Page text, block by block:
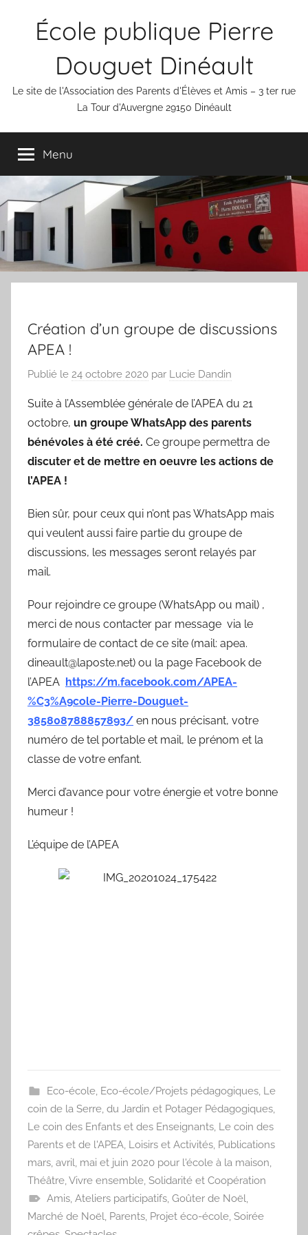
École publique Pierre
Douguet Dinéault
Le site de l'Association des Parents d'Élèves et Amis – 3 ter rue
La Tour d'Auvergne 29150 Dinéault
Menu
Création d’un groupe de discussions
APEA !
Publié le 24 octobre 2020 par Lucie Dandin
Suite à l’Assemblée générale de l’APEA du 21
octobre, un groupe WhatsApp des parents
bénévoles à été créé. Ce groupe permettra de
discuter et de mettre en oeuvre les actions de
l’APEA !
Bien sûr, pour ceux qui n’ont pas WhatsApp mais
qui veulent aussi faire partie du groupe de
discussions, les messages seront relayés par
mail.
Pour rejoindre ce groupe (WhatsApp ou mail) ,
merci de nous contacter par message via le
formulaire de contact de ce site (mail: apea.
dineault@laposte.net) ou la page Facebook de
l’APEA https://m.facebook.com/APEA-
%C3%A9cole-Pierre-Douguet-
385808788857893/ en nous précisant, votre
numéro de tel portable et mail, le prénom et la
classe de votre enfant.
Merci d’avance pour votre énergie et votre bonne
humeur !
L’équipe de l’APEA
Eco-école, Eco-école/Projets pédagogiques, Le
coin de la Serre, du Jardin et Potager Pédagogiques,
Le coin des Enfants et des Enseignants, Le coin des
Parents et de l'APEA, Loisirs et Activités, Publications
mars, avril, mai et juin 2020 pour l'école à la maison,
Théâtre,Vivre ensemble, Solidarité et Coopération
Amis, Ateliers participatifs, Goûter de Noël,
Marché de Noël, Parents, Projet éco-école, Soirée